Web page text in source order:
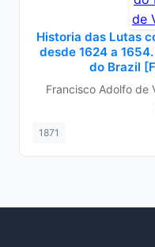
Historia das Lutas
desde 1624 a
do Brazil
Francisco Adolfo de
1871